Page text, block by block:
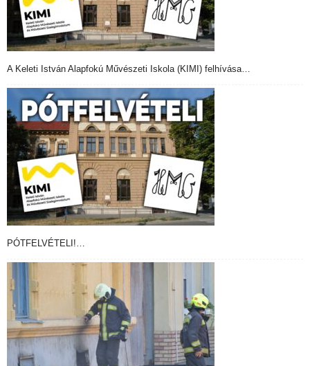
A Keleti István Alapfokú Művészeti Iskola (KIMI) felhívása…
PÓTFELVÉTELI!…